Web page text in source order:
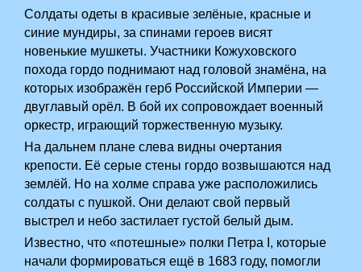
Солдаты одеты в красивые зелёные, красные и
синие мундиры, за спинами героев висят
новенькие мушкеты. Участники Кожуховского
похода гордо поднимают над головой знамёна, на
которых изображён герб Российской Империи —
двуглавый орёл. В бой их сопровождает военный
оркестр, играющий торжественную музыку.
На дальнем плане слева видны очертания
крепости. Её серые стены гордо возвышаются над
землёй. Но на холме справа уже расположились
солдаты с пушкой. Они делают свой первый
выстрел и небо застилает густой белый дым.
Известно, что «потешные» полки Петра I, которые
начали формироваться ещё в 1683 году, помогли